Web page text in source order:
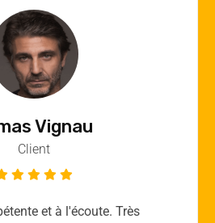
Quere
Client
pour votre expertise!